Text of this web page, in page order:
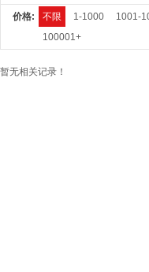
价格: 不限 1-1000 1001-
100001+
暂无相关记录！